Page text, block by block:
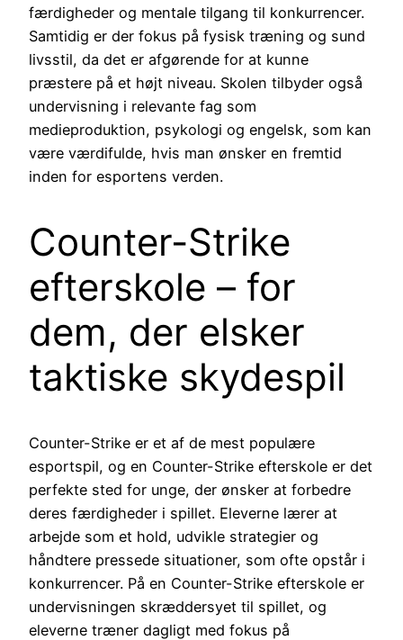
færdigheder og mentale tilgang til konkurrencer.
Samtidig er der fokus på fysisk træning og sund
livsstil, da det er afgørende for at kunne
præstere på et højt niveau. Skolen tilbyder også
undervisning i relevante fag som
medieproduktion, psykologi og engelsk, som kan
være værdifulde, hvis man ønsker en fremtid
inden for esportens verden.
Counter-Strike
efterskole – for
dem, der elsker
taktiske skydespil
Counter-Strike er et af de mest populære
esportspil, og en Counter-Strike efterskole er det
perfekte sted for unge, der ønsker at forbedre
deres færdigheder i spillet. Eleverne lærer at
arbejde som et hold, udvikle strategier og
håndtere pressede situationer, som ofte opstår i
konkurrencer. På en Counter-Strike efterskole er
undervisningen skræddersyet til spillet, og
eleverne træner dagligt med fokus på